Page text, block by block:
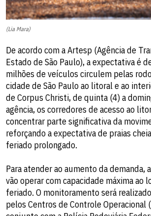
(Lia Mara)
De acordo com a Artesp (Agência de
Estado de São Paulo), a expectativa é
milhões de veículos circulem pelas
cidade de São Paulo ao litoral e ao
de Corpus Christi, de quinta (4) a
agência, os corredores de acesso ao
concentrar parte significativa da
reforçando a expectativa de praias
feriado prolongado.
Para atender ao aumento da demanda,
vão operar com capacidade máxima ao
feriado. O monitoramento será
pelos Centros de Controle Operacional